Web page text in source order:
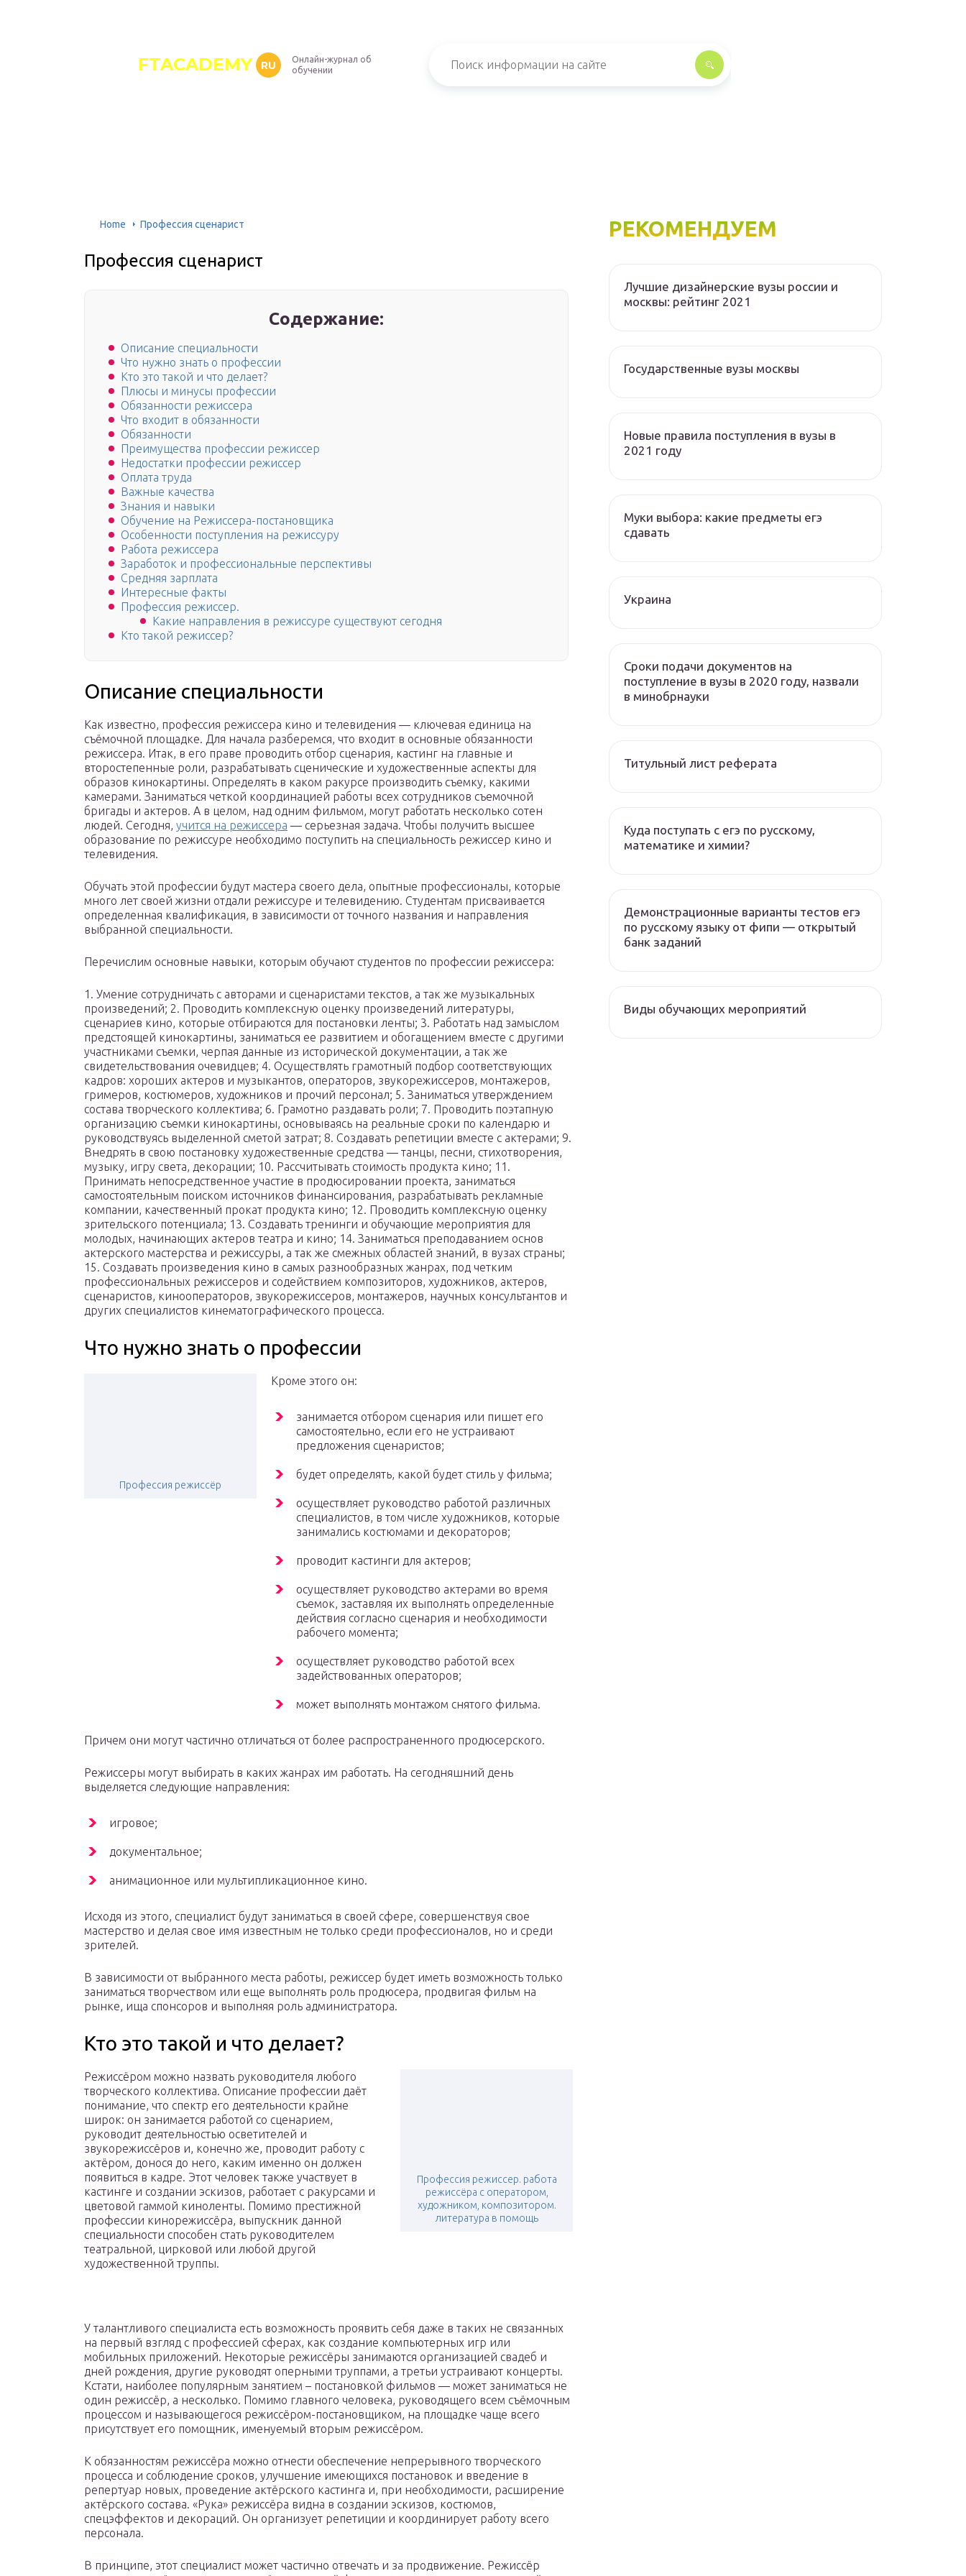
FTACADEMY RU
Онлайн-журнал об
обучении
Home Профессия сценарист
Профессия сценарист
Содержание:
Описание специальности
Что нужно знать о профессии
Кто это такой и что делает?
Плюсы и минусы профессии
Обязанности режиссера
Что входит в обязанности
Обязанности
Преимущества профессии режиссер
Недостатки профессии режиссер
Оплата труда
Важные качества
Знания и навыки
Обучение на Режиссера-постановщика
Особенности поступления на режиссуру
Работа режиссера
Заработок и профессиональные перспективы
Средняя зарплата
Интересные факты
Профессия режиссер.
Какие направления в режиссуре существуют сегодня
Кто такой режиссер?
Описание специальности
Как известно, профессия режиссера кино и телевидения — ключевая единица на
съёмочной площадке. Для начала разберемся, что входит в основные обязанности
режиссера. Итак, в его праве проводить отбор сценария, кастинг на главные и
второстепенные роли, разрабатывать сценические и художественные аспекты для
образов кинокартины. Определять в каком ракурсе производить съемку, какими
камерами. Заниматься четкой координацией работы всех сотрудников съемочной
бригады и актеров. А в целом, над одним фильмом, могут работать несколько сотен
людей. Сегодня, учится на режиссера — серьезная задача. Чтобы получить высшее
образование по режиссуре необходимо поступить на специальность режиссер кино и
телевидения.
Обучать этой профессии будут мастера своего дела, опытные профессионалы, которые
много лет своей жизни отдали режиссуре и телевидению. Студентам присваивается
определенная квалификация, в зависимости от точного названия и направления
выбранной специальности.
Перечислим основные навыки, которым обучают студентов по профессии режиссера:
1. Умение сотрудничать с авторами и сценаристами текстов, а так же музыкальных
произведений; 2. Проводить комплексную оценку произведений литературы,
сценариев кино, которые отбираются для постановки ленты; 3. Работать над замыслом
предстоящей кинокартины, заниматься ее развитием и обогащением вместе с другими
участниками съемки, черпая данные из исторической документации, а так же
свидетельствования очевидцев; 4. Осуществлять грамотный подбор соответствующих
кадров: хороших актеров и музыкантов, операторов, звукорежиссеров, монтажеров,
гримеров, костюмеров, художников и прочий персонал; 5. Заниматься утверждением
состава творческого коллектива; 6. Грамотно раздавать роли; 7. Проводить поэтапную
организацию съемки кинокартины, основываясь на реальные сроки по календарю и
руководствуясь выделенной сметой затрат; 8. Создавать репетиции вместе с актерами; 9.
Внедрять в свою постановку художественные средства — танцы, песни, стихотворения,
музыку, игру света, декорации; 10. Рассчитывать стоимость продукта кино; 11.
Принимать непосредственное участие в продюсировании проекта, заниматься
самостоятельным поиском источников финансирования, разрабатывать рекламные
компании, качественный прокат продукта кино; 12. Проводить комплексную оценку
зрительского потенциала; 13. Создавать тренинги и обучающие мероприятия для
молодых, начинающих актеров театра и кино; 14. Заниматься преподаванием основ
актерского мастерства и режиссуры, а так же смежных областей знаний, в вузах страны;
15. Создавать произведения кино в самых разнообразных жанрах, под четким
профессиональных режиссеров и содействием композиторов, художников, актеров,
сценаристов, кинооператоров, звукорежиссеров, монтажеров, научных консультантов и
других специалистов кинематографического процесса.
Что нужно знать о профессии
Профессия режиссёр
Кроме этого он:
занимается отбором сценария или пишет его
самостоятельно, если его не устраивают
предложения сценаристов;
будет определять, какой будет стиль у фильма;
осуществляет руководство работой различных
специалистов, в том числе художников, которые
занимались костюмами и декораторов;
проводит кастинги для актеров;
осуществляет руководство актерами во время
съемок, заставляя их выполнять определенные
действия согласно сценария и необходимости
рабочего момента;
осуществляет руководство работой всех
задействованных операторов;
может выполнять монтажом снятого фильма.
Причем они могут частично отличаться от более распространенного продюсерского.
Режиссеры могут выбирать в каких жанрах им работать. На сегодняшний день
выделяется следующие направления:
игровое;
документальное;
анимационное или мультипликационное кино.
Исходя из этого, специалист будут заниматься в своей сфере, совершенствуя свое
мастерство и делая свое имя известным не только среди профессионалов, но и среди
зрителей.
В зависимости от выбранного места работы, режиссер будет иметь возможность только
заниматься творчеством или еще выполнять роль продюсера, продвигая фильм на
рынке, ища спонсоров и выполняя роль администратора.
Кто это такой и что делает?
Профессия режиссер. работа
режиссёра с оператором,
художником, композитором.
литература в помощь
Режиссёром можно назвать руководителя любого
творческого коллектива. Описание профессии даёт
понимание, что спектр его деятельности крайне
широк: он занимается работой со сценарием,
руководит деятельностью осветителей и
звукорежиссёров и, конечно же, проводит работу с
актёром, донося до него, каким именно он должен
появиться в кадре. Этот человек также участвует в
кастинге и создании эскизов, работает с ракурсами и
цветовой гаммой киноленты. Помимо престижной
профессии кинорежиссёра, выпускник данной
специальности способен стать руководителем
театральной, цирковой или любой другой
художественной труппы.
У талантливого специалиста есть возможность проявить себя даже в таких не связанных
на первый взгляд с профессией сферах, как создание компьютерных игр или
мобильных приложений. Некоторые режиссёры занимаются организацией свадеб и
дней рождения, другие руководят оперными труппами, а третьи устраивают концерты.
Кстати, наиболее популярным занятием – постановкой фильмов — может заниматься не
один режиссёр, а несколько. Помимо главного человека, руководящего всем съёмочным
процессом и называющегося режиссёром-постановщиком, на площадке чаще всего
присутствует его помощник, именуемый вторым режиссёром.
К обязанностям режиссёра можно отнести обеспечение непрерывного творческого
процесса и соблюдение сроков, улучшение имеющихся постановок и введение в
репертуар новых, проведение актёрского кастинга и, при необходимости, расширение
актёрского состава. «Рука» режиссёра видна в создании эскизов, костюмов,
спецэффектов и декораций. Он организует репетиции и координирует работу всего
персонала.
В принципе, этот специалист может частично отвечать и за продвижение. Режиссёр
РЕКОМЕНДУЕМ
Лучшие дизайнерские вузы россии и
москвы: рейтинг 2021
Государственные вузы москвы
Новые правила поступления в вузы в
2021 году
Муки выбора: какие предметы егэ
сдавать
Украина
Сроки подачи документов на
поступление в вузы в 2020 году, назвали
в минобрнауки
Титульный лист реферата
Куда поступать с егэ по русскому,
математике и химии?
Демонстрационные варианты тестов егэ
по русскому языку от фипи — открытый
банк заданий
Виды обучающих мероприятий